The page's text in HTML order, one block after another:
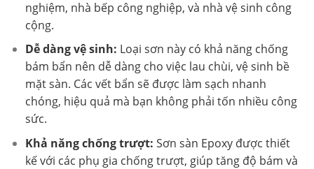
nghiệm, nhà bếp công nghiệp, và nhà vệ sinh công
cộng.
Dễ dàng vệ sinh: Loại sơn này có khả năng chống
bám bẩn nên dễ dàng cho việc lau chùi, vệ sinh bề
mặt sàn. Các vết bẩn sẽ được làm sạch nhanh
chóng, hiệu quả mà bạn không phải tốn nhiều công
sức.
Khả năng chống trượt: Sơn sàn Epoxy được thiết
kế với các phụ gia chống trượt, giúp tăng độ bám và